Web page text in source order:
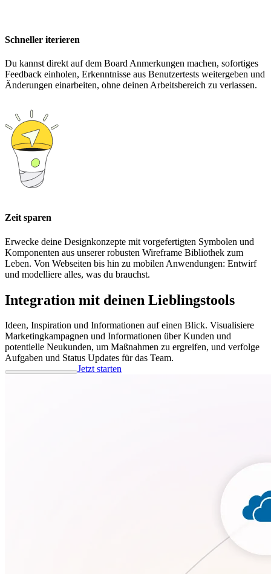
Schneller iterieren
Du kannst direkt auf dem Board Anmerkungen machen, sofortiges
Feedback einholen, Erkenntnisse aus Benutzertests weitergeben und
Änderungen einarbeiten, ohne deinen Arbeitsbereich zu verlassen.
Zeit sparen
Erwecke deine Designkonzepte mit vorgefertigten Symbolen und
Komponenten aus unserer robusten Wireframe Bibliothek zum
Leben. Von Webseiten bis hin zu mobilen Anwendungen: Entwirf
und modelliere alles, was du brauchst.
Integration mit deinen Lieblingstools
Ideen, Inspiration und Informationen auf einen Blick. Visualisiere
Marketingkampagnen und Informationen über Kunden und
potentielle Neukunden, um Maßnahmen zu ergreifen, und verfolge
Aufgaben und Status Updates für das Team.
Jetzt starten